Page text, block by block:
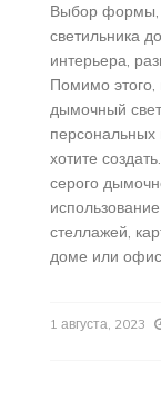
Выбор формы,
светильника
интерьера,
Помимо
дымочный
персональных
хотите
серого
стеллажей,
доме или
1 августа, 2023